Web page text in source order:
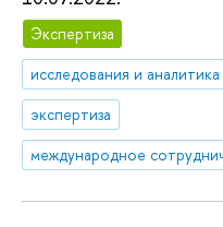
Экспертиза
исследования и аналитика
экспертиза
международное